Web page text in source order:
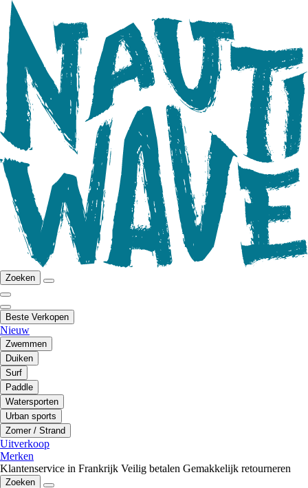
Zoeken
Beste Verkopen
Nieuw
Zwemmen
Duiken
Surf
Paddle
Watersporten
Urban sports
Zomer / Strand
Uitverkoop
Merken
Klantenservice in Frankrijk Veilig betalen Gemakkelijk retourneren
Zoeken